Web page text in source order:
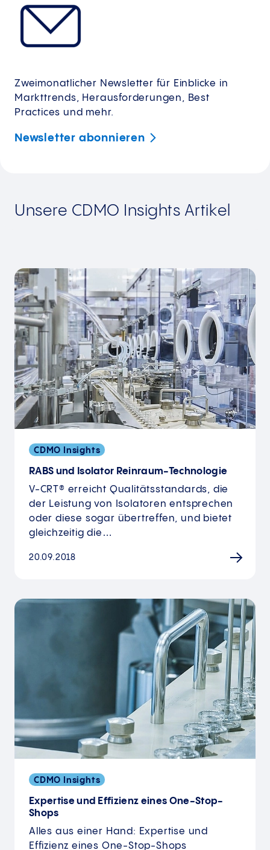
Zweimonatlicher Newsletter für Einblicke in
Markttrends, Herausforderungen, Best
Practices und mehr.
Newsletter abonnieren
Unsere CDMO Insights Artikel
CDMO Insights
RABS und Isolator Reinraum-Technologie
V-CRT® erreicht Qualitätsstandards, die
der Leistung von Isolatoren entsprechen
oder diese sogar übertreffen, und bietet
gleichzeitig die…
20.09.2018
CDMO Insights
Expertise und Effizienz eines One-Stop-
Shops
Alles aus einer Hand: Expertise und
Effizienz eines One-Stop-Shops